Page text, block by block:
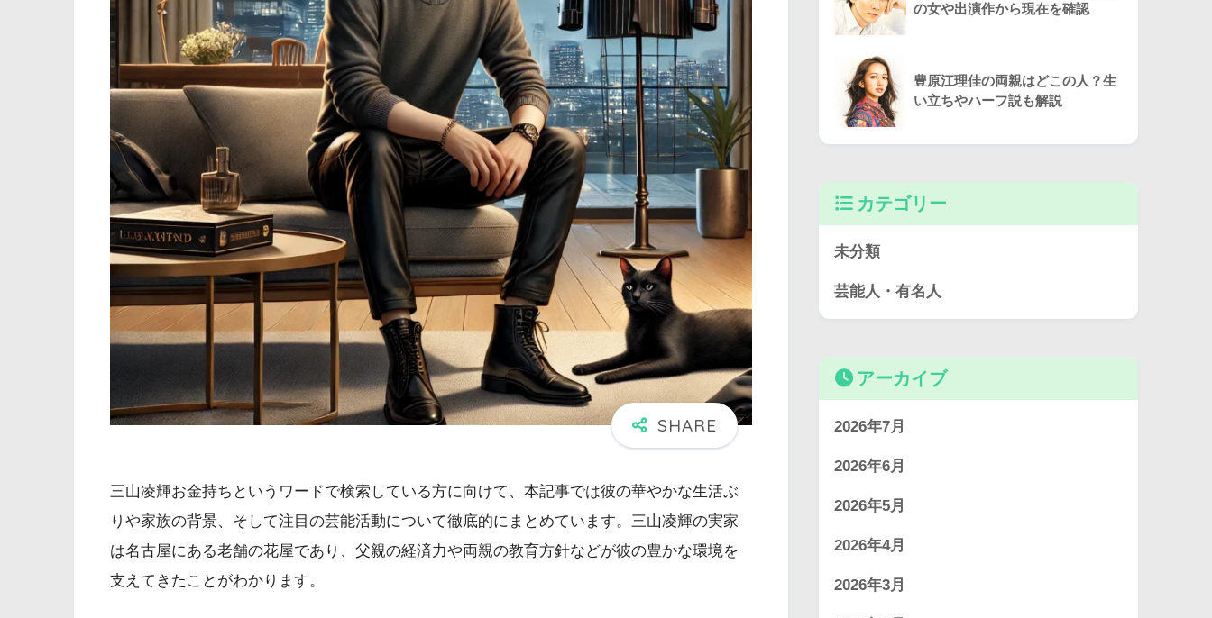
三山凌輝お金持ちというワードで検索している方に向けて、本記事では彼の華やかな生活ぶ
りや家族の背景、そして注目の芸能活動について徹底的にまとめています。三山凌輝の実家
は名古屋にある老舗の花屋であり、父親の経済力や両親の教育方針などが彼の豊かな環境を
支えてきたことがわかります。
の女や出演作から現在を確認
豊原江理佳の両親はどこの人？生
い立ちやハーフ説も解説
カテゴリー
未分類
芸能人・有名人
アーカイブ
2026年7月
2026年6月
2026年5月
2026年4月
2026年3月